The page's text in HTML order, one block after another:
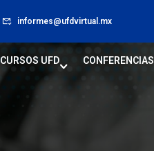
informes@ufdvirtual.mx
CURSOS UFD CONFERENCIAS